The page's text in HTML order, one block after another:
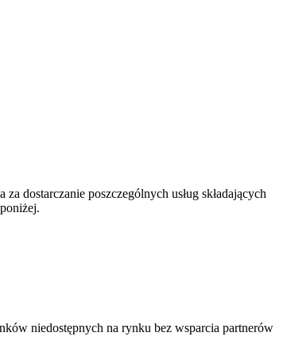
dostarczanie poszczególnych usług składających
niedostępnych na rynku bez wsparcia partnerów